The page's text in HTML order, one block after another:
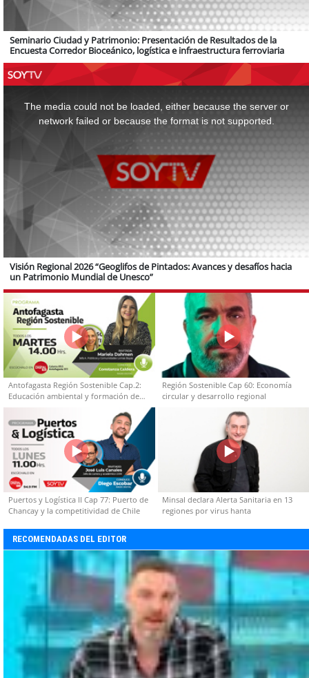
Seminario Ciudad y Patrimonio: Presentación de Resultados de la
Encuesta Corredor Bioceánico, logística e infraestructura ferroviaria
The media could not be loaded, either because the server or
network failed or because the format is not supported.
Visión Regional 2026 “Geoglifos de Pintados: Avances y desafíos hacia
un Patrimonio Mundial de Unesco”
Antofagasta Región Sostenible Cap.2:
Educación ambiental y formación de
capacidades técnicas
Región Sostenible Cap 60: Economía
circular y desarrollo regional
Puertos y Logística II Cap 77: Puerto de
Chancay y la competitividad de Chile
Minsal declara Alerta Sanitaria en 13
regiones por virus hanta
RECOMENDADAS DEL EDITOR